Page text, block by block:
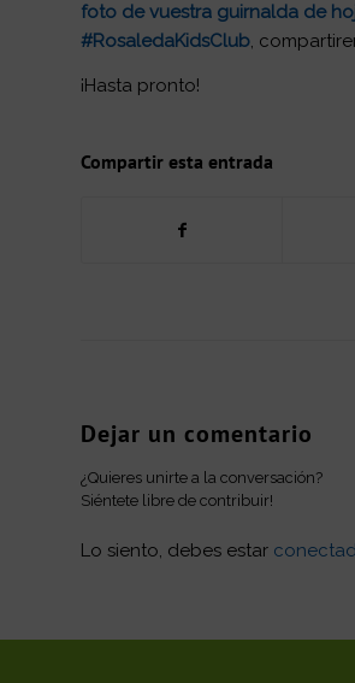
foto de vuestra guirnalda de
#RosaledaKidsClub,
¡Hasta pronto!
Compartir esta entrada
Dejar un comentario
¿Quieres unirte a la conversación?
Siéntete libre de contribuir!
Lo siento, debes estar